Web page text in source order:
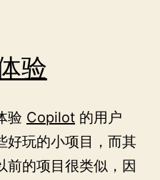
验
验 Copilot 的用户
好玩的小项目，而其
前的项目很类似，因